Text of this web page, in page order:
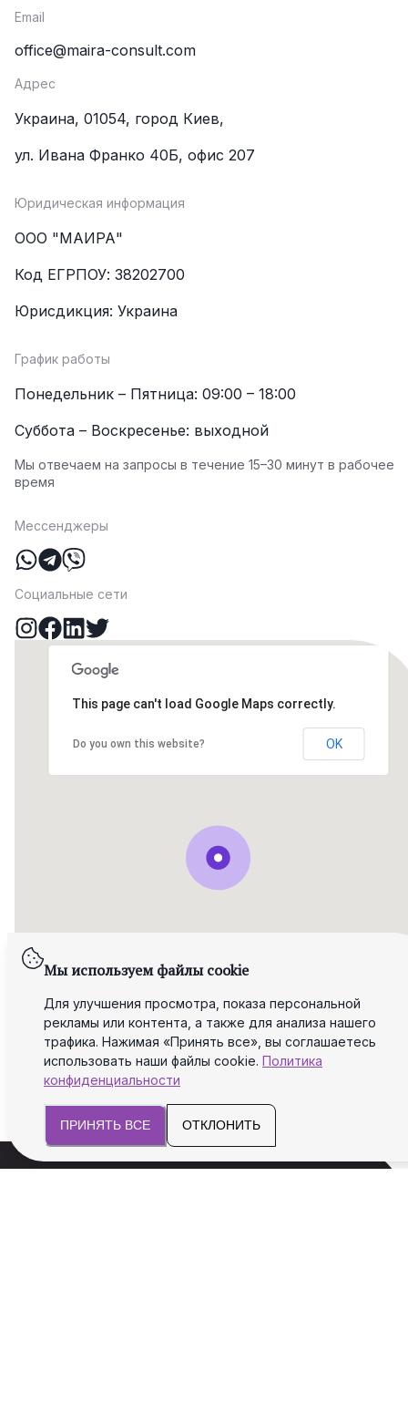
Email
office@maira-consult.com
Адрес
Украина, 01054, город Киев,
ул. Ивана Франко 40Б, офис 207
Юридическая информация
ООО "МАИРА"
Код ЕГРПОУ: 38202700
Юрисдикция: Украина
График работы
Понедельник – Пятница: 09:00 – 18:00
Суббота – Воскресенье: выходной
Мы отвечаем на запросы в течение 15–30 минут в рабочее
время
Мессенджеры
Социальные сети
This page can't load Google Maps correctly.
Do you own this website? OK
Мы используем файлы cookie
Для улучшения просмотра, показа персональной
рекламы или контента, а также для анализа нашего
трафика. Нажимая «Принять все», вы соглашаетесь
использовать наши файлы cookie. Политика
конфиденциальности
ПРИНЯТЬ ВСЕ ОТКЛОНИТЬ